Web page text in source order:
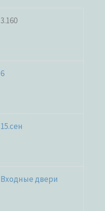
3.160
6
15.сен
Входные двери